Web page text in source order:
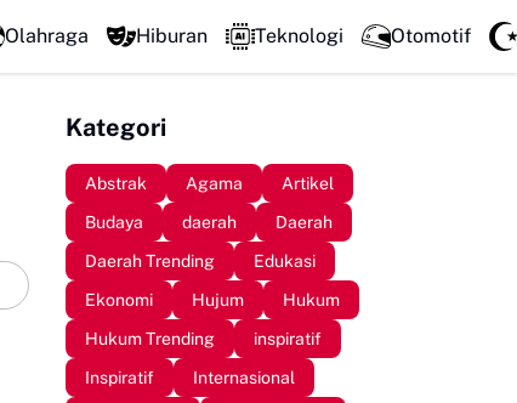
LPM Penalaran UNM Gelar Sidang Pleno, Evaluasi
Olahraga Hiburan Teknologi Otomotif
Kategori
Abstrak Agama
Artikel
Budaya
daerah
Daerah
Daerah Trending
Edukasi
Ekonomi
Hujum
Hukum
Hukum Trending
inspiratif
Inspiratif
Internasional